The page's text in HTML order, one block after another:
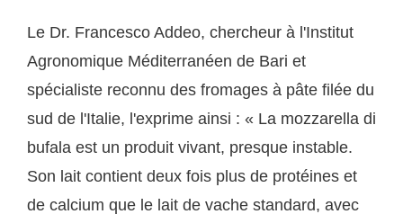
Le Dr. Francesco Addeo, chercheur à l'Institut
Agronomique Méditerranéen de Bari et
spécialiste reconnu des fromages à pâte filée du
sud de l'Italie, l'exprime ainsi : « La mozzarella di
bufala est un produit vivant, presque instable.
Son lait contient deux fois plus de protéines et
de calcium que le lait de vache standard, avec